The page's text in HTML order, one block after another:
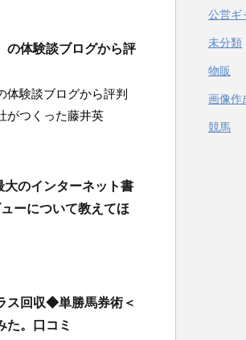
の体験談ブログから評
体験談ブログから評判
がつくった藤井英
のインターネット書
ーについて教えてほ
ス回収◆単勝馬券術＜
た。口コミ
公営ギ
未分類
物販
画像作
競馬